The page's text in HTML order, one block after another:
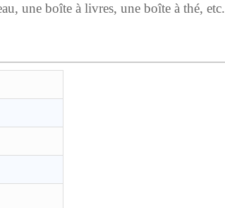
une boîte à livres, une boîte à thé, etc.